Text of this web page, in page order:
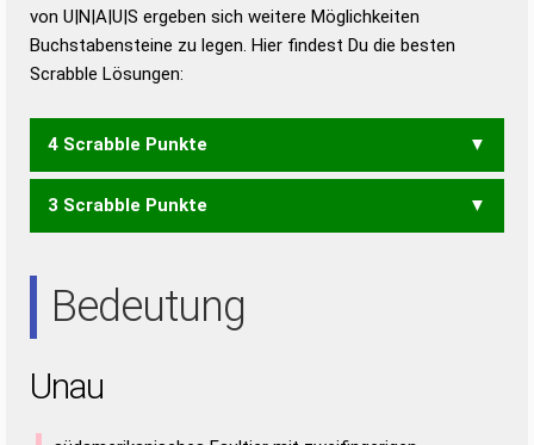
Duden – Die deutsche Grammatik
Duden – Deutsches
von U|N|A|U|S ergeben sich weitere Möglichkeiten
Buchstabensteine zu legen. Hier findest Du die besten
Scrabble Lösungen:
4 Scrabble Punkte
ANUS SAUN
3 Scrabble Punkte
Bedeutung
Unau